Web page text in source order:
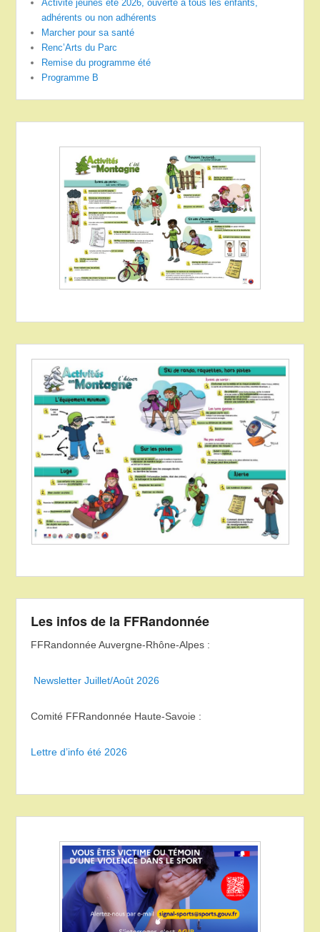
Activité jeunes été 2026, ouverte à tous les enfants,
adhérents ou non adhérents
Marcher pour sa santé
Renc’Arts du Parc
Remise du programme été
Programme B
Les infos de la FFRandonnée
FFRandonnée Auvergne-Rhône-Alpes :
Newsletter Juillet/Août 2026
Comité FFRandonnée Haute-Savoie :
Lettre d’info été 2026